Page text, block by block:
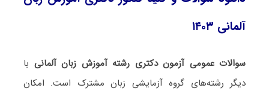
آلمانی ۱۴۰۳
سوالات عمومی آزمون دکتری رشته آموزش زبان آلمانی با
دیگر رشته‌های گروه آزمایشی زبان مشترک است. امکان